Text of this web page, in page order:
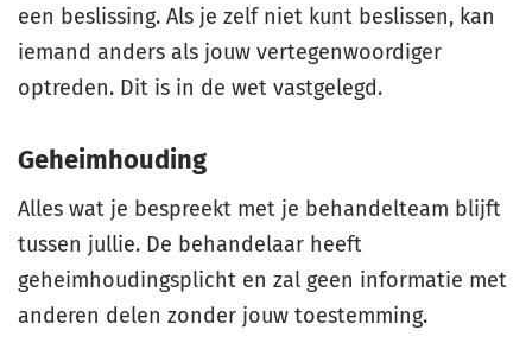
een beslissing. Als je zelf niet kunt beslissen, kan
iemand anders als jouw vertegenwoordiger
optreden. Dit is in de wet vastgelegd.
Geheimhouding
Alles wat je bespreekt met je behandelteam blijft
tussen jullie. De behandelaar heeft
geheimhoudingsplicht en zal geen informatie met
anderen delen zonder jouw toestemming.